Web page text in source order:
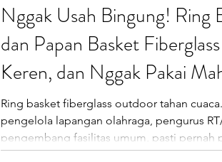
Nggak Usah Bingung! Ring
dan Papan Basket
Keren, dan Nggak Pakai
Ring basket fiberglass outdoor tahan
pengelola lapangan olahraga, pengurus
pengembang fasilitas umum, pasti pernah
memilih ring basket dan papan basket